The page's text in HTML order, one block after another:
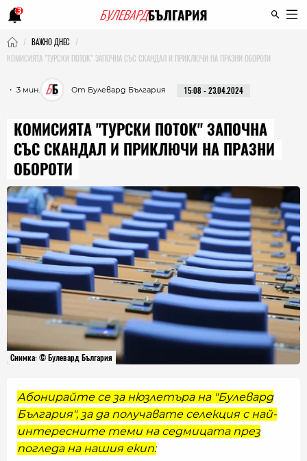
3
ВАЖНО ДНЕС
КОМИСИЯТА "ТУРСКИ ПОТОК" ЗАПОЧНА СЪС СКАНДАЛ И ПРИКЛЮЧИ НА ПРАЗНИ ОБОРОТИ
・ 3 мин. От Булевард България 15:08 - 23.04.2024
КОМИСИЯТА "ТУРСКИ ПОТОК" ЗАПОЧНА
СЪС СКАНДАЛ И ПРИКЛЮЧИ НА ПРАЗНИ
ОБОРОТИ
Снимка: © Булевард България
Абонирайте се за нюзлетъра на "Булевард
България", за да получавате селекция с най-
интересните теми на седмицата през
погледа на нашия екип: